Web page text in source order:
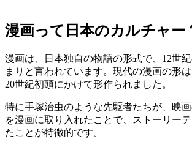
漫画って日本のカルチャー
漫画は、日本独自の物語の形式で、12世
まりと言われています。現代の漫画の形
20世紀初頭にかけて形作られました。
特に手塚治虫のような先駆者たちが、映
を漫画に取り入れたことで、ストーリー
たことが特徴的です。